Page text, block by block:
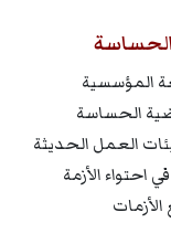
الحساسة
المؤسسية
الحساسة
العمل الحديثة
احتواء الأزمة